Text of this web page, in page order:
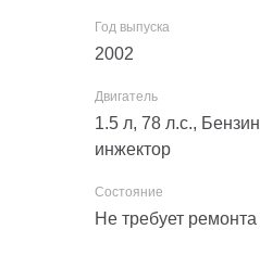
2002
1.5 л, 78 л.с., Бензин
инжектор
Не требует ремонта